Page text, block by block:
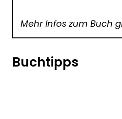
Mehr Infos zum Buch
Buchtipps